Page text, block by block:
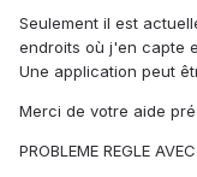
Seulement il est
endroits où j'en capte
Une application peut
Merci de votre aide
PROBLEME REGLE